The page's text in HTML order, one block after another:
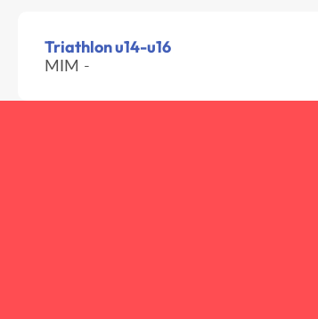
Triathlon u14-u16
MIM -